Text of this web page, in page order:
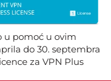
u pomoć u ovim
do 30. septembra
za VPN Plus